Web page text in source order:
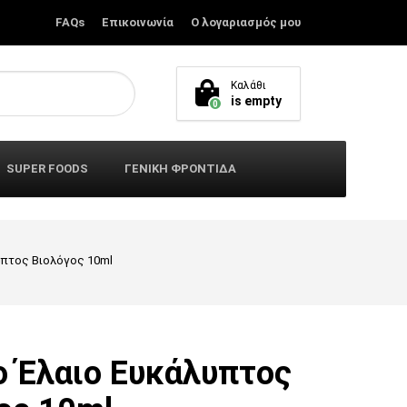
FAQs Επικοινωνία Ο λογαριασμός μου
0
Καλάθι
is empty
SUPER FOODS ΓΕΝΙΚΗ ΦΡΟΝΤΙΔΑ
Βιολόγος 10ml
Έλαιο Ευκάλυπτος